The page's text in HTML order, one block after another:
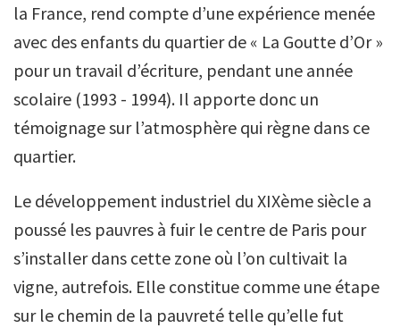
la France, rend compte d’une expérience menée
avec des enfants du quartier de « La Goutte d’Or »
pour un travail d’écriture, pendant une année
scolaire (1993 - 1994). Il apporte donc un
témoignage sur l’atmosphère qui règne dans ce
quartier.
Le développement industriel du XIXème siècle a
poussé les pauvres à fuir le centre de Paris pour
s’installer dans cette zone où l’on cultivait la
vigne, autrefois. Elle constitue comme une étape
sur le chemin de la pauvreté telle qu’elle fut